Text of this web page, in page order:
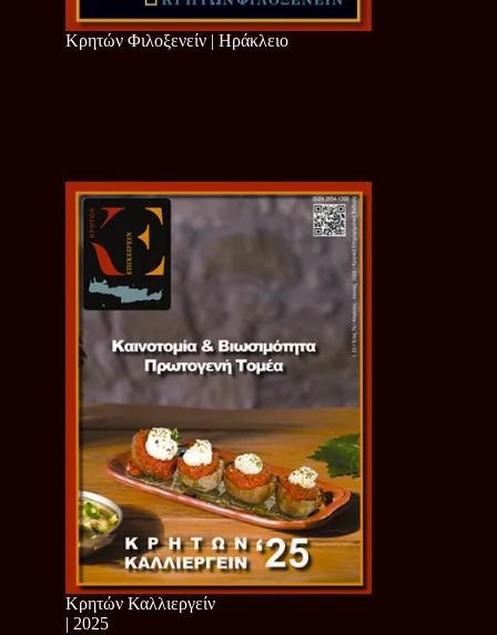
Κρητών Φιλοξενείν | Ηράκλειο
Κρητών Καλλιεργείν
| 2025